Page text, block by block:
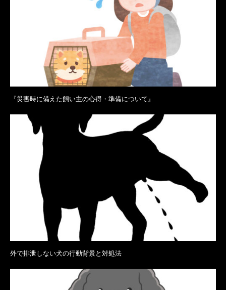
『災害時に備えた飼い主の心得・準備について』
外で排泄しない犬の行動背景と対処法